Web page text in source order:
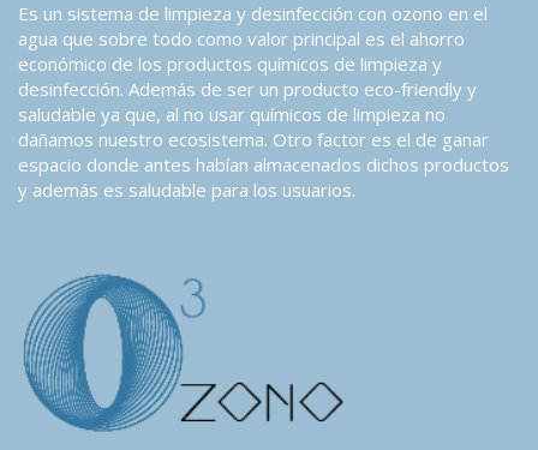
Es un sistema de limpieza y desinfección con ozono en el
agua que sobre todo como valor principal es el ahorro
económico de los productos químicos de limpieza y
desinfección. Además de ser un producto eco-friendly y
saludable ya que, al no usar químicos de limpieza no
dañamos nuestro ecosistema. Otro factor es el de ganar
espacio donde antes habían almacenados dichos productos
y además es saludable para los usuarios.